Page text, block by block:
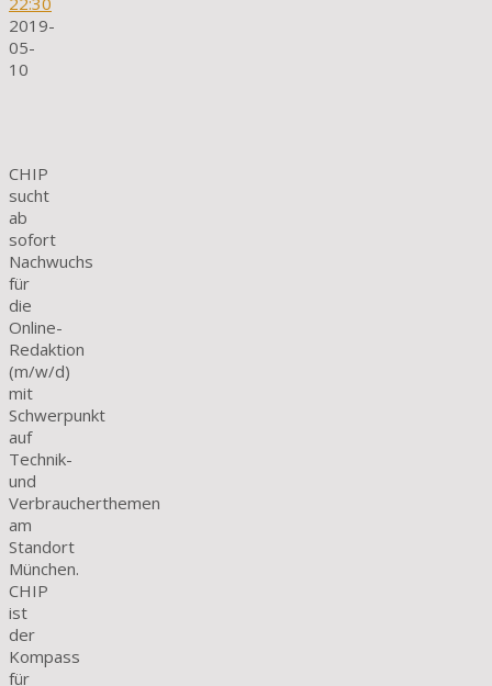
2019-
05-
10
CHIP
sucht
ab
sofort
Nachwuchs
für
die
Online-
Redaktion
(m/w/d)
mit
Schwerpunkt
auf
Technik-
und
Verbraucherthemen
am
Standort
München.
CHIP
ist
der
Kompass
für